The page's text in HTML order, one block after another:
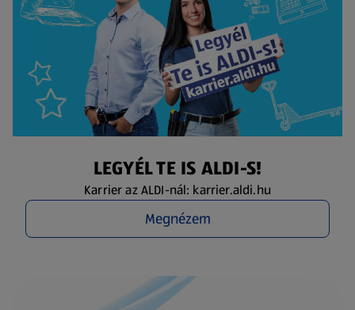
LEGYÉL TE IS ALDI-S!
Karrier az ALDI-nál: karrier.aldi.hu
Megnézem